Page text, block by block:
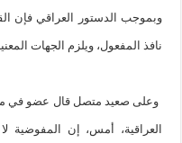
وبموجب الدستور العراقي فإن
نافذ المفعول، ويلزم الجهات
وعلى صعيد متصل قال عضو في
العراقية، أمس، إن المفوضية